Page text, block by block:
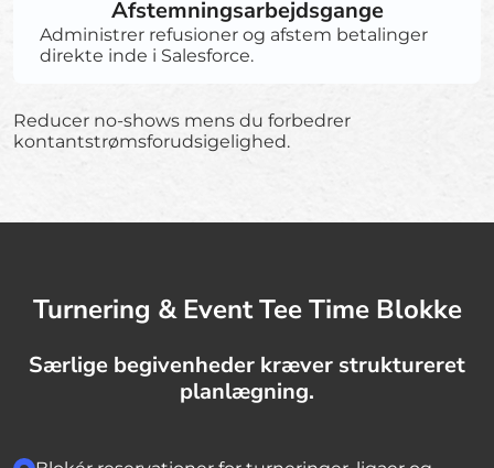
Afstemningsarbejdsgange
Administrer refusioner og afstem betalinger
direkte inde i Salesforce.
Reducer no-shows mens du forbedrer
kontantstrømsforudsigelighed.
Turnering & Event Tee Time Blokke
Særlige begivenheder kræver struktureret
planlægning.